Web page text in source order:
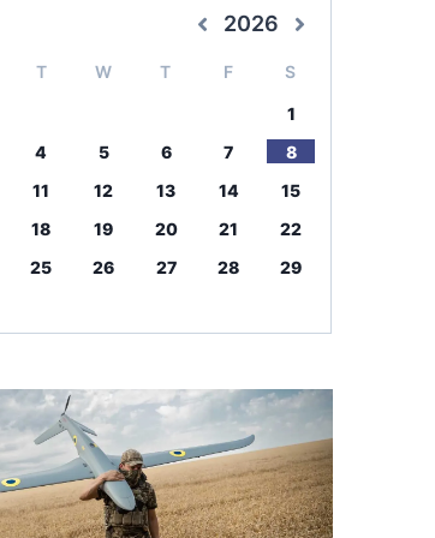
2026
T W T F S
1
4 5 6 7
8
11 12 13 14
15
18 19 20 21
22
25 26 27 28
29